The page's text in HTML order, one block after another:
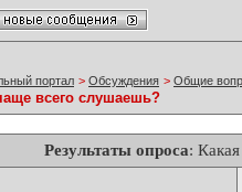
портал > Обсуждения > Общие
всего слушаешь?
Результаты опроса: